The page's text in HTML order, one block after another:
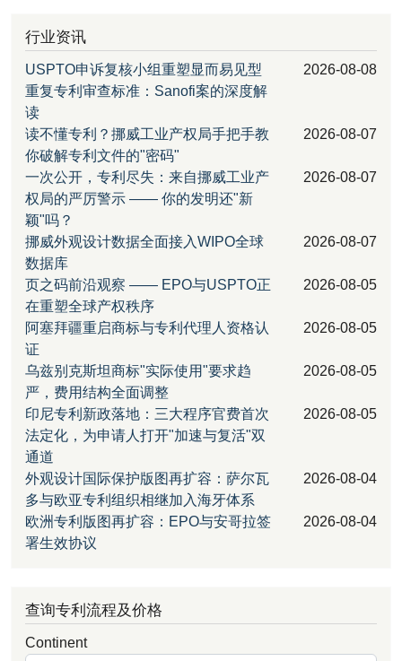
行业资讯
USPTO申诉复核小组重塑显而易见型
重复专利审查标准：Sanofi案的深度解
读
2026-08-08
读不懂专利？挪威工业产权局手把手教
你破解专利文件的"密码"
2026-08-07
一次公开，专利尽失：来自挪威工业产
权局的严厉警示 —— 你的发明还"新
颖"吗？
2026-08-07
挪威外观设计数据全面接入WIPO全球
数据库
2026-08-07
页之码前沿观察 —— EPO与USPTO正
在重塑全球产权秩序
2026-08-05
阿塞拜疆重启商标与专利代理人资格认
证
2026-08-05
乌兹别克斯坦商标"实际使用"要求趋
严，费用结构全面调整
2026-08-05
印尼专利新政落地：三大程序官费首次
法定化，为申请人打开"加速与复活"双
通道
2026-08-05
外观设计国际保护版图再扩容：萨尔瓦
多与欧亚专利组织相继加入海牙体系
2026-08-04
欧洲专利版图再扩容：EPO与安哥拉签
署生效协议
2026-08-04
查询专利流程及价格
Continent